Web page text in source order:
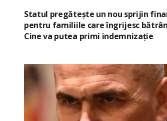
Statul pregătește un nou sprijin
pentru familiile care îngrijesc
Cine va putea primi indemnizație